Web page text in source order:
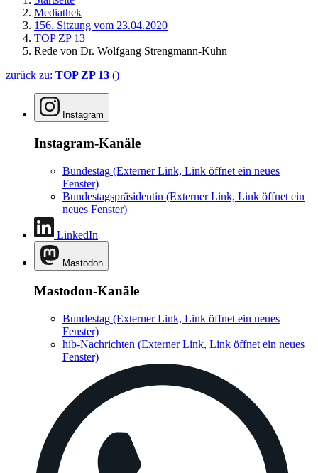
Mediathek
156. Sitzung vom 23.04.2020
TOP ZP 13
Rede von Dr. Wolfgang Strengmann-Kuhn
zurück zu: TOP ZP 13 ()
Instagram
Instagram-Kanäle
Bundestag (Externer Link, Link öffnet ein neues
Fenster)
Bundestagspräsidentin (Externer Link, Link öffnet ein
neues Fenster)
LinkedIn
Mastodon
Mastodon-Kanäle
Bundestag (Externer Link, Link öffnet ein neues
Fenster)
hib-Nachrichten (Externer Link, Link öffnet ein neues
Fenster)